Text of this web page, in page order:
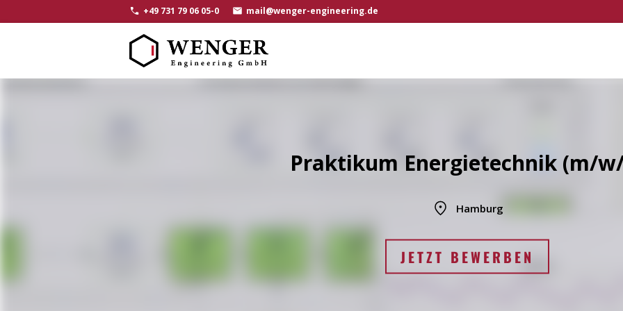
+49 731 79 06 05-0 mail@wenger-engineering.de
Praktikum Energietechnik (m/
Hamburg
JETZT BEWERBEN